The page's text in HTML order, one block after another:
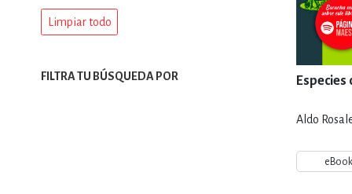
ESTILOS DE
INFANTILES,
Especies
Aldo
eBook
Limpiar todo
FILTRA TU BÚSQUEDA POR